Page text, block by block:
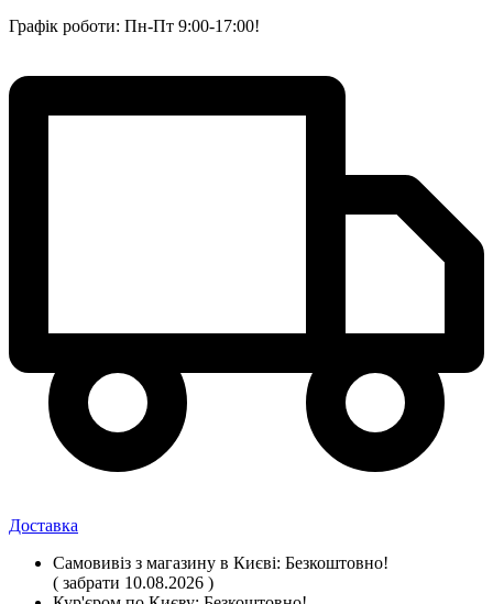
Графік роботи: Пн-Пт 9:00-17:00!
Доставка
Самовивіз з магазину в Києві: Безкоштовно!
( забрати 10.08.2026 )